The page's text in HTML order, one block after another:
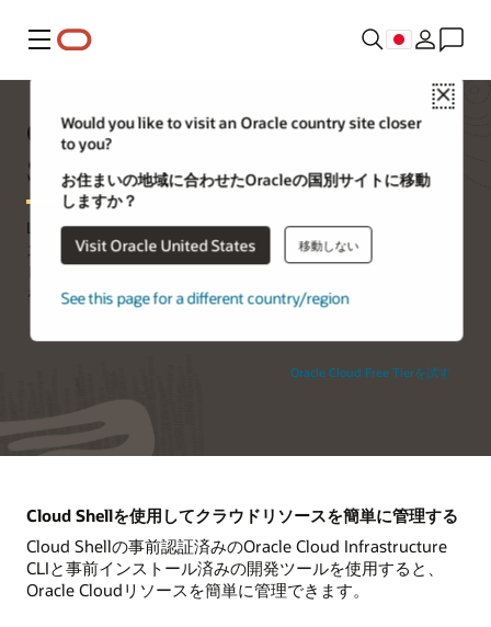
メニュー
Close
Would you like to visit an Oracle country site closer
to you?
お住まいの地域に合わせたOracleの国別サイトに移動
しますか？
Visit Oracle United States 移動しない
See this page for a different country/region
Oracle Cloud Free Tierを試す
Oracle Cloud Infrastructure Cloud
Shell
Linuxシェルおよび認証済みのコマンドライン・インターフェイ
ス（CLI）を提供するブラウザベースの端末、Cloud Shellを使用
して、アプリケーション開発やクラウドリソースへのアクセス
を容易にします。
Cloud Shellを使用してクラウドリソースを簡単に管理する
Cloud Shellの事前認証済みのOracle Cloud Infrastructure
CLIと事前インストール済みの開発ツールを使用すると、
Oracle Cloudリソースを簡単に管理できます。